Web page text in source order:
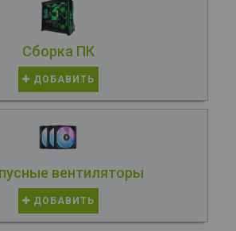
Сборка ПК
ДОБАВИТЬ
вентиляторы
ДОБАВИТЬ